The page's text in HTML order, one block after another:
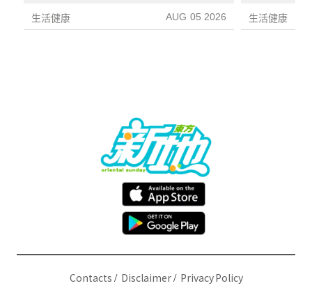
生活健康 AUG 05 2026 生活健康